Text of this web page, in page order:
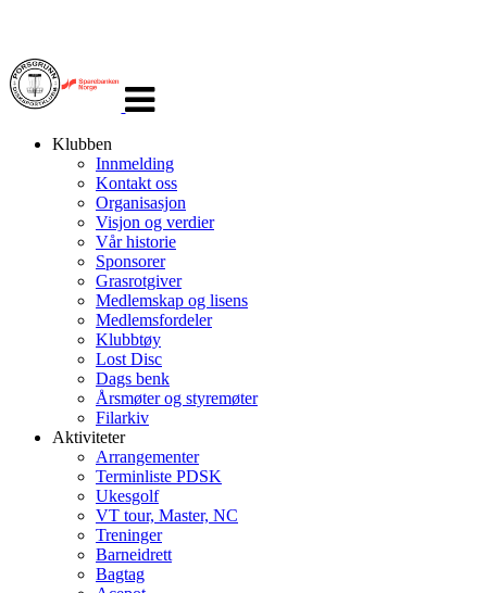
navigasjon
Klubben
Innmelding
Kontakt oss
Organisasjon
Visjon og verdier
Vår historie
Sponsorer
Grasrotgiver
Medlemskap og lisens
Medlemsfordeler
Klubbtøy
Lost Disc
Dags benk
Årsmøter og styremøter
Filarkiv
Aktiviteter
Arrangementer
Terminliste PDSK
Ukesgolf
VT tour, Master, NC
Treninger
Barneidrett
Bagtag